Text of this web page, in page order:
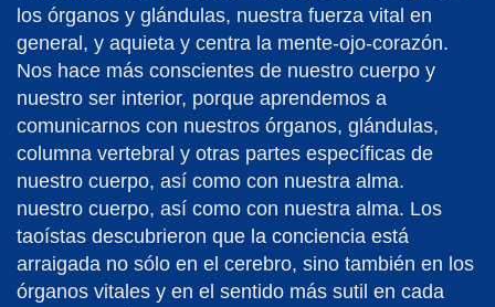
los órganos y glándulas, nuestra fuerza vital en
general, y aquieta y centra la mente-ojo-corazón.
Nos hace más conscientes de nuestro cuerpo y
nuestro ser interior, porque aprendemos a
comunicarnos con nuestros órganos, glándulas,
columna vertebral y otras partes específicas de
nuestro cuerpo, así como con nuestra alma.
nuestro cuerpo, así como con nuestra alma. Los
taoístas descubrieron que la conciencia está
arraigada no sólo en el cerebro, sino también en los
órganos vitales y en el sentido más sutil en cada